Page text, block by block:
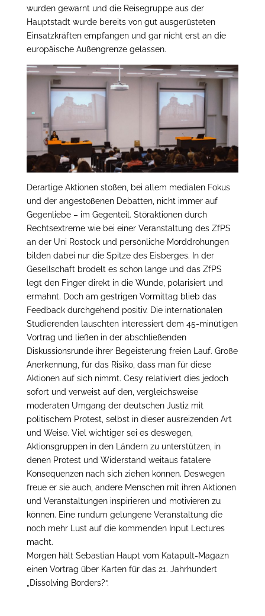
wurden gewarnt und die Reisegruppe aus der
Hauptstadt wurde bereits von gut ausgerüsteten
Einsatzkräften empfangen und gar nicht erst an die
europäische Außengrenze gelassen.
Derartige Aktionen stoßen, bei allem medialen Fokus
und der angestoßenen Debatten, nicht immer auf
Gegenliebe – im Gegenteil. Störaktionen durch
Rechtsextreme wie bei einer Veranstaltung des ZfPS
an der Uni Rostock und persönliche Morddrohungen
bilden dabei nur die Spitze des Eisberges. In der
Gesellschaft brodelt es schon lange und das ZfPS
legt den Finger direkt in die Wunde, polarisiert und
ermahnt. Doch am gestrigen Vormittag blieb das
Feedback durchgehend positiv. Die internationalen
Studierenden lauschten interessiert dem 45-minütigen
Vortrag und ließen in der abschließenden
Diskussionsrunde ihrer Begeisterung freien Lauf. Große
Anerkennung, für das Risiko, dass man für diese
Aktionen auf sich nimmt. Cesy relativiert dies jedoch
sofort und verweist auf den, vergleichsweise
moderaten Umgang der deutschen Justiz mit
politischem Protest, selbst in dieser ausreizenden Art
und Weise. Viel wichtiger sei es deswegen,
Aktionsgruppen in den Ländern zu unterstützen, in
denen Protest und Widerstand weitaus fatalere
Konsequenzen nach sich ziehen können. Deswegen
freue er sie auch, andere Menschen mit ihren Aktionen
und Veranstaltungen inspirieren und motivieren zu
können. Eine rundum gelungene Veranstaltung die
noch mehr Lust auf die kommenden Input Lectures
macht.
Morgen hält Sebastian Haupt vom Katapult-Magazn
einen Vortrag über Karten für das 21. Jahrhundert
„Dissolving Borders?“.